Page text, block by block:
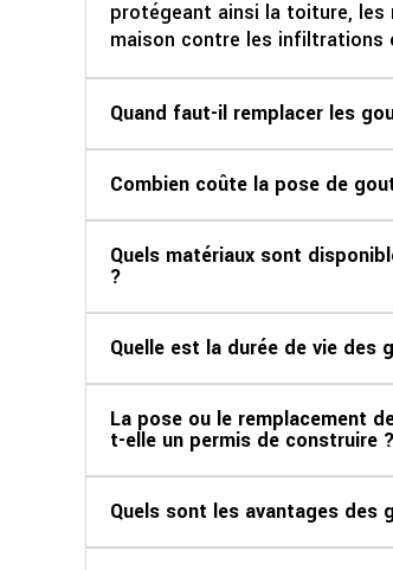
protégeant ainsi la toiture,
maison contre les infiltrations
Quand faut-il remplacer les
Combien coûte la pose de
Quels matériaux sont
?
Quelle est la durée de vie des
La pose ou le remplacement
t-elle un permis de construire ?
Quels sont les avantages des